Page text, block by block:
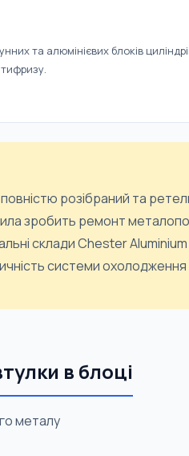
та алюмінієвих блоків
розібраний та
зробить ремонт
склади Chester Aluminium
системи охолодження
в блоці
металу